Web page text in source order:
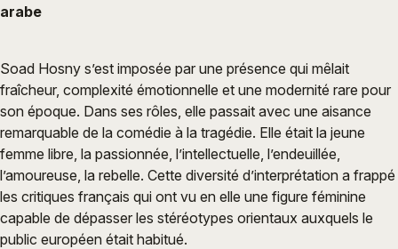
arabe
Soad Hosny s’est imposée par une présence qui mêlait
fraîcheur, complexité émotionnelle et une modernité rare pour
son époque. Dans ses rôles, elle passait avec une aisance
remarquable de la comédie à la tragédie. Elle était la jeune
femme libre, la passionnée, l’intellectuelle, l’endeuillée,
l’amoureuse, la rebelle. Cette diversité d’interprétation a frappé
les critiques français qui ont vu en elle une figure féminine
capable de dépasser les stéréotypes orientaux auxquels le
public européen était habitué.